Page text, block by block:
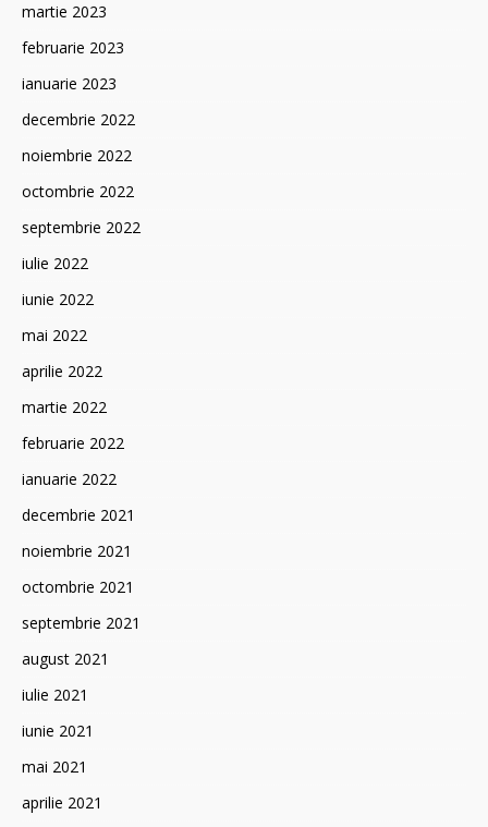
martie 2023
februarie 2023
ianuarie 2023
decembrie 2022
noiembrie 2022
octombrie 2022
septembrie 2022
iulie 2022
iunie 2022
mai 2022
aprilie 2022
martie 2022
februarie 2022
ianuarie 2022
decembrie 2021
noiembrie 2021
octombrie 2021
septembrie 2021
august 2021
iulie 2021
iunie 2021
mai 2021
aprilie 2021